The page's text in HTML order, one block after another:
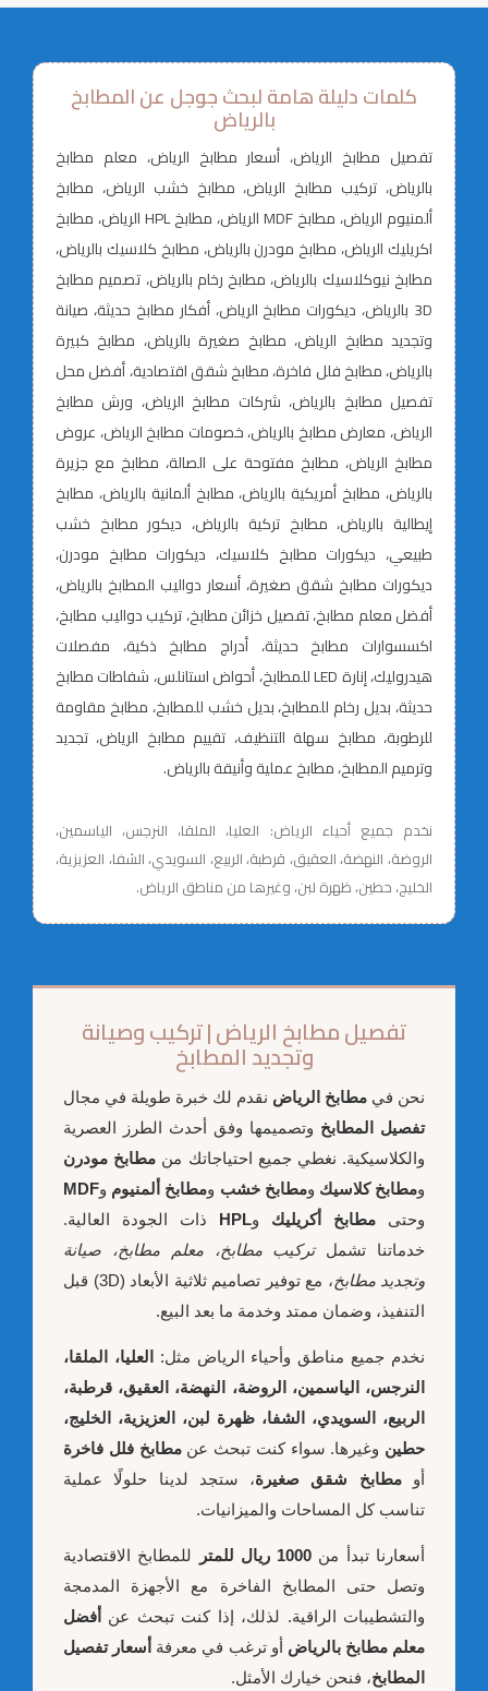
كلمات دليلة هامة لبحث جوجل عن المطابخ
بالرياض
تفصيل مطابخ الرياض، أسعار مطابخ الرياض، معلم مطابخ
بالرياض، تركيب مطابخ الرياض، مطابخ خشب الرياض، مطابخ
ألمنيوم الرياض، مطابخ MDF الرياض، مطابخ HPL الرياض، مطابخ
اكريليك الرياض، مطابخ مودرن بالرياض، مطابخ كلاسيك بالرياض،
مطابخ نيوكلاسيك بالرياض، مطابخ رخام بالرياض، تصميم مطابخ
3D بالرياض، ديكورات مطابخ الرياض، أفكار مطابخ حديثة، صيانة
وتجديد مطابخ الرياض، مطابخ صغيرة بالرياض، مطابخ كبيرة
بالرياض، مطابخ فلل فاخرة، مطابخ شقق اقتصادية، أفضل محل
تفصيل مطابخ بالرياض، شركات مطابخ الرياض، ورش مطابخ
الرياض، معارض مطابخ بالرياض، خصومات مطابخ الرياض، عروض
مطابخ الرياض، مطابخ مفتوحة على الصالة، مطابخ مع جزيرة
بالرياض، مطابخ أمريكية بالرياض، مطابخ ألمانية بالرياض، مطابخ
إيطالية بالرياض، مطابخ تركية بالرياض، ديكور مطابخ خشب
طبيعي، ديكورات مطابخ كلاسيك، ديكورات مطابخ مودرن،
ديكورات مطابخ شقق صغيرة، أسعار دواليب المطابخ بالرياض،
أفضل معلم مطابخ، تفصيل خزائن مطابخ، تركيب دواليب مطابخ،
اكسسوارات مطابخ حديثة، أدراج مطابخ ذكية، مفصلات
هيدروليك، إنارة LED للمطابخ، أحواض استانلس، شفاطات مطابخ
حديثة، بديل رخام للمطابخ، بديل خشب للمطابخ، مطابخ مقاومة
للرطوبة، مطابخ سهلة التنظيف، تقييم مطابخ الرياض، تجديد
وترميم المطابخ، مطابخ عملية وأنيقة بالرياض.
نخدم جميع أحياء الرياض: العليا، الملقا، النرجس، الياسمين،
الروضة، النهضة، العقيق، قرطبة، الربيع، السويدي، الشفا، العزيزية،
الخليج، حطين، ظهرة لبن، وغيرها من مناطق الرياض.
تفصيل مطابخ الرياض | تركيب وصيانة
وتجديد المطابخ
نحن في مطابخ الرياض نقدم لك خبرة طويلة في مجال
تفصيل المطابخ وتصميمها وفق أحدث الطرز العصرية
والكلاسيكية. نغطي جميع احتياجاتك من مطابخ مودرن
ومطابخ كلاسيك ومطابخ خشب ومطابخ ألمنيوم وMDF
وحتى مطابخ أكريليك وHPL ذات الجودة العالية.
خدماتنا تشملتركيب مطابخ، معلم مطابخ، صيانة
وتجديد مطابخ
، مع توفير تصاميم ثلاثية الأبعاد (3D) قبل
التنفيذ، وضمان ممتد وخدمة ما بعد البيع.
نخدم جميع مناطق وأحياء الرياض مثل:
العليا، الملقا،
النرجس، الياسمين، الروضة، النهضة، العقيق، قرطبة،
الربيع، السويدي، الشفا، ظهرة لبن، العزيزية، الخليج،
حطين وغيرها. سواء كنت تبحث عنمطابخ فلل فاخرة
أومطابخ شقق صغيرة، ستجد لدينا حلولًا عملية
تناسب كل المساحات والميزانيات.
أسعارنا تبدأ من 1000 ريال للمتر
للمطابخ الاقتصادية
وتصل حتى المطابخ الفاخرة مع الأجهزة المدمجة
والتشطيبات الراقية. لذلك، إذا كنت تبحث عن أفضل
معلم مطابخ بالرياض أو ترغب في معرفة أسعار تفصيل
المطابخ، فنحن خيارك الأمثل.